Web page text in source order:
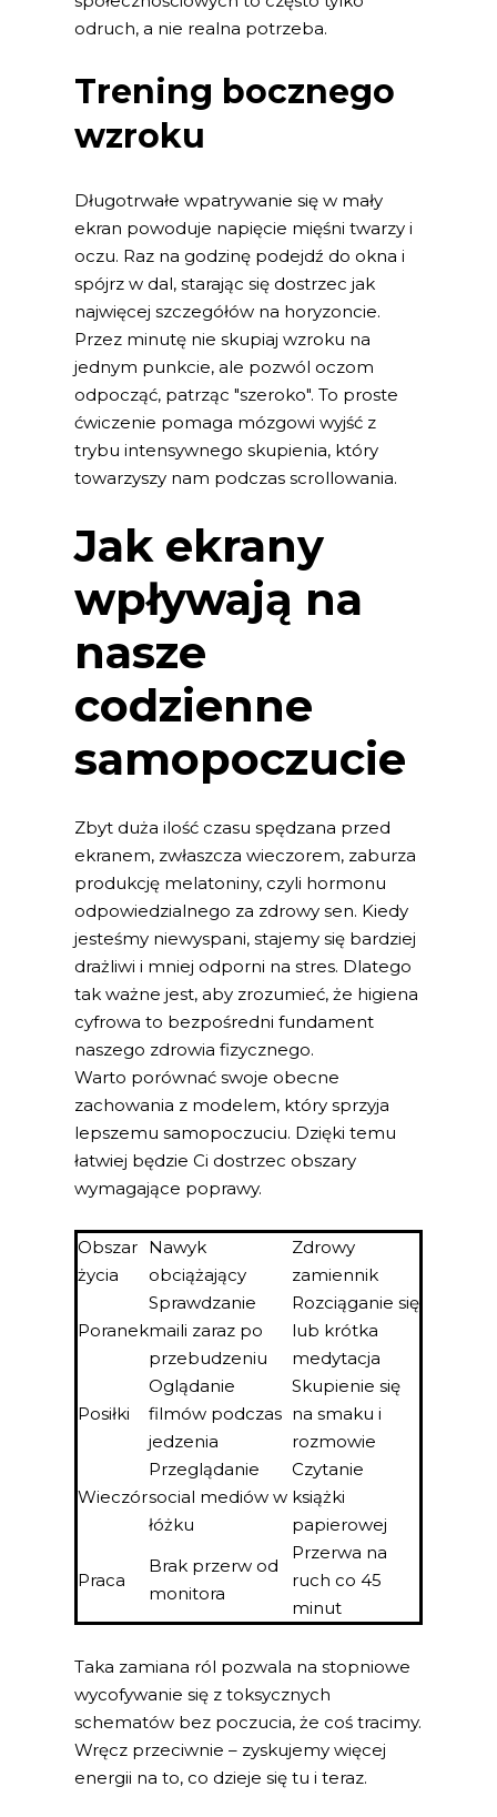
odruch, a nie realna potrzeba.
Trening bocznego
wzroku
Długotrwałe wpatrywanie się w mały
ekran powoduje napięcie mięśni twarzy i
oczu. Raz na godzinę podejdź do okna i
spójrz w dal, starając się dostrzec jak
najwięcej szczegółów na horyzoncie.
Przez minutę nie skupiaj wzroku na
jednym punkcie, ale pozwól oczom
odpocząć, patrząc "szeroko". To proste
ćwiczenie pomaga mózgowi wyjść z
trybu intensywnego skupienia, który
towarzyszy nam podczas scrollowania.
Jak ekrany
wpływają na
nasze
codzienne
samopoczucie
Zbyt duża ilość czasu spędzana przed
ekranem, zwłaszcza wieczorem, zaburza
produkcję melatoniny, czyli hormonu
odpowiedzialnego za zdrowy sen. Kiedy
jesteśmy niewyspani, stajemy się bardziej
drażliwi i mniej odporni na stres. Dlatego
tak ważne jest, aby zrozumieć, że higiena
cyfrowa to bezpośredni fundament
naszego zdrowia fizycznego.
Warto porównać swoje obecne
zachowania z modelem, który sprzyja
lepszemu samopoczuciu. Dzięki temu
łatwiej będzie Ci dostrzec obszary
wymagające poprawy.
Obszar
życia
Nawyk
obciążający
Zdrowy
zamiennik
Poranek
Sprawdzanie
maili zaraz po
przebudzeniu
Rozciąganie się
lub krótka
medytacja
Posiłki
Oglądanie
filmów podczas
jedzenia
Skupienie się
na smaku i
rozmowie
Wieczór
Przeglądanie
social mediów w
łóżku
Czytanie
książki
papierowej
Praca
Brak przerw od
monitora
Przerwa na
ruch co 45
minut
Taka zamiana ról pozwala na stopniowe
wycofywanie się z toksycznych
schematów bez poczucia, że coś tracimy.
Wręcz przeciwnie – zyskujemy więcej
energii na to, co dzieje się tu i teraz.